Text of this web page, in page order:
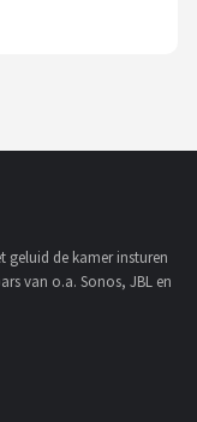
geluid de kamer insturen
van o.a. Sonos, JBL en